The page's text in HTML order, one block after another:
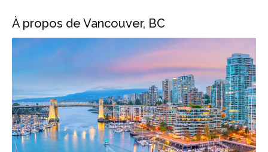
À propos de Vancouver, BC